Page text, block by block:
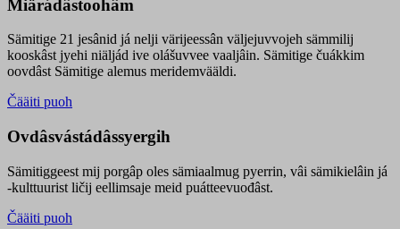
Miärádâstoohâm
Sämitige 21 jesânid já nelji värijeessân väljejuvvojeh sämmilij
kooskâst jyehi niäljád ive olášuvvee vaaljâin. Sämitige čuákkim
oovdâst Sämitige alemus meridemvääldi.
Čääiti puoh
Ovdâsvástádâssyergih
Sämitiggeest mij porgâp oles sämiaalmug pyerrin, vâi sämikielâin já
-kulttuurist ličij eellimsaje meid puátteevuođâst.
Čääiti puoh